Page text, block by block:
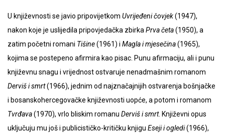
U književnosti se javio pripovijetkom Uvrijeđeni čovjek(1947),
nakon koje je uslijedila pripovjedačka zbirka Prva četa(1950), a
zatim početni romani Tišine(1961) i Magla i mjesečina(1965),
kojima se postepeno afirmira kao pisac. Punu afirmaciju, ali i punu
književnu snagu i vrijednost ostvaruje nenadmašnim romanom
Derviš i smrt(1966), jednim od najznačajnijih ostvarenja bošnjačke
i bosanskohercegovačke književnosti uopće, a potom i romanom
Tvrđava(1970), vrlo bliskim romanu Derviš i smrt. Književni opus
uključuju mu još i publicističko-kritičku knjigu Eseji i ogledi(1966),